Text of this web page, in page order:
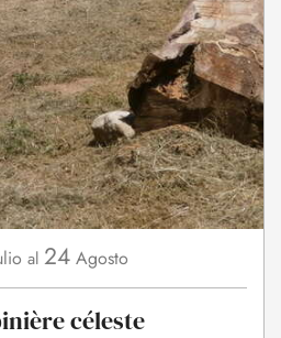
al 24 Agosto
céleste